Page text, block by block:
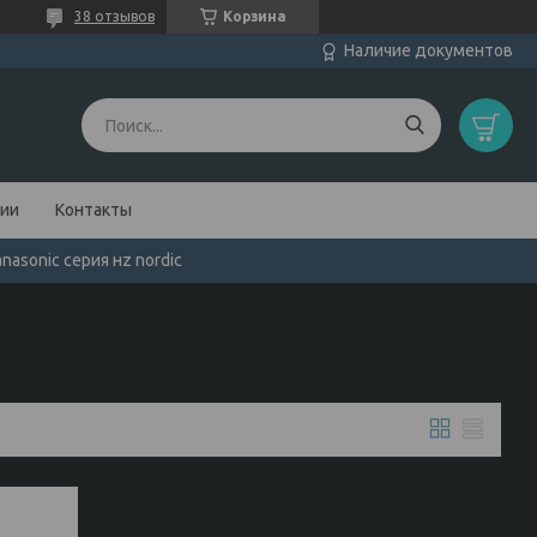
Корзина
38 отзывов
Наличие документов
Контакты
серия нz nordic